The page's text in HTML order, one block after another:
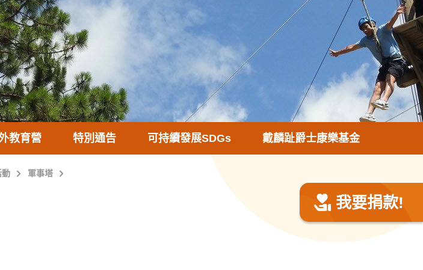
教育營 特別通告 可持續發展SDGs 戴麟趾爵士康樂基金
動 軍事塔
我要捐款!